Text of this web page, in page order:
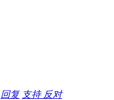
回复 支持 反对